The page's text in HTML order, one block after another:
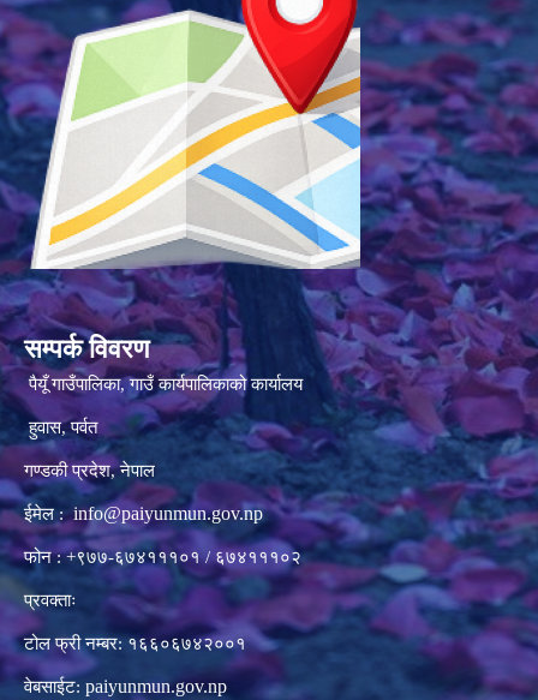
सम्पर्क विवरण
पैयूँ गाउँपालिका, गाउँ कार्यपालिकाको कार्यालय
हुवास, पर्वत
गण्डकी प्रदेश, नेपाल
ईमेल : info@paiyunmun.gov.np
फोन : +९७७-६७४१११०१ / ६७४१११०२
प्रवक्ताः
टोल फ्री नम्बर: १६६०६७४२००१
वेबसाईट: paiyunmun.gov.np